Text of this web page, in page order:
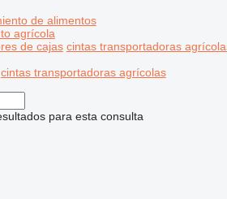
de alimentos
agrícola
de cajas cintas transportadoras
cintas transportadoras agrícolas
para esta consulta